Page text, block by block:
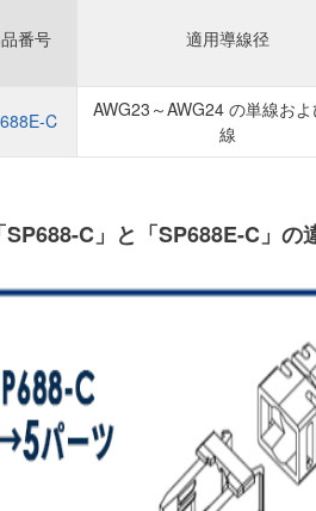
番号 適用導線径
C
AWG23～AWG24 の単線およ
線
SP688-C」と「SP688E-C」の